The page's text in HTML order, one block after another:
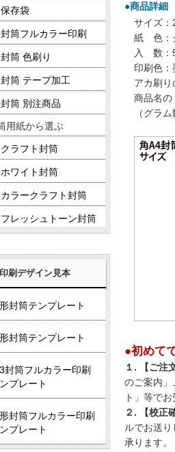
●商品詳細
サイズ
紙 色：
入 数：
印刷色：
アカ刷り
商品名の
（グラ
●初めて
１. 【ご注
のご案内」
ト」等で
２. 【校正
ルでお送
承ります。
保存袋
封筒フルカラー印刷
封筒 色刷り
封筒 テープ加工
封筒 別注商品
用紙から選ぶ
クラフト封筒
ホワイト封筒
カラークラフト封筒
フレッシュトーン封筒
刷デザイン見本
封筒テンプレート
封筒テンプレート
封筒フルカラー印刷
プレート
封筒フルカラー印刷
プレート